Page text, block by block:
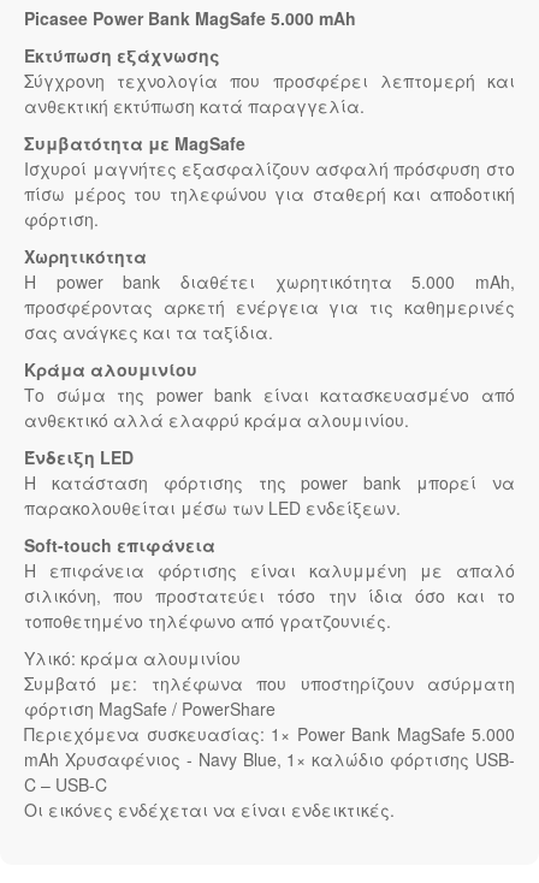
Picasee Power Bank MagSafe 5.000 mAh
Εκτύπωση εξάχνωσης
Σύγχρονη τεχνολογία που προσφέρει λεπτομερή και
ανθεκτική εκτύπωση κατά παραγγελία.
Συμβατότητα με MagSafe
Ισχυροί μαγνήτες εξασφαλίζουν ασφαλή πρόσφυση στο
πίσω μέρος του τηλεφώνου για σταθερή και αποδοτική
φόρτιση.
Χωρητικότητα
Η power bank διαθέτει χωρητικότητα 5.000 mAh,
προσφέροντας αρκετή ενέργεια για τις καθημερινές
σας ανάγκες και τα ταξίδια.
Κράμα αλουμινίου
Το σώμα της power bank είναι κατασκευασμένο από
ανθεκτικό αλλά ελαφρύ κράμα αλουμινίου.
Ένδειξη LED
Η κατάσταση φόρτισης της power bank μπορεί να
παρακολουθείται μέσω των LED ενδείξεων.
Soft-touch επιφάνεια
Η επιφάνεια φόρτισης είναι καλυμμένη με απαλό
σιλικόνη, που προστατεύει τόσο την ίδια όσο και το
τοποθετημένο τηλέφωνο από γρατζουνιές.
Υλικό: κράμα αλουμινίου
Συμβατό με: τηλέφωνα που υποστηρίζουν ασύρματη
φόρτιση MagSafe / PowerShare
Περιεχόμενα συσκευασίας: 1× Power Bank MagSafe 5.000
mAh Χρυσαφένιος - Navy Blue, 1× καλώδιο φόρτισης USB-
C – USB-C
Οι εικόνες ενδέχεται να είναι ενδεικτικές.